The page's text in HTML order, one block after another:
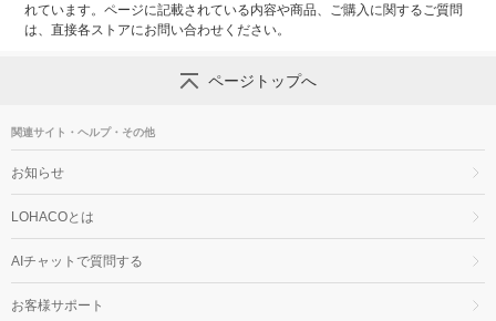
れています。ページに記載されている内容や商品、ご購入に関するご質問
は、直接各ストアにお問い合わせください。
ページトップへ
関連サイト・ヘルプ・その他
お知らせ
LOHACOとは
AIチャットで質問する
お客様サポート